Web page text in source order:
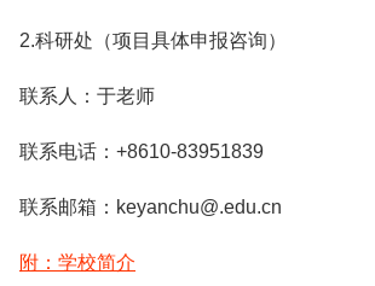
2.科研处（项目具体申报咨询）
联系人：于老师
联系电话：+8610-83951839
联系邮箱：keyanchu@.edu.cn
附：学校简介